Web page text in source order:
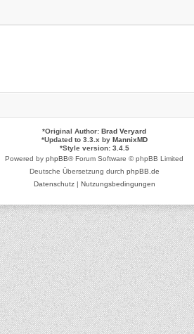
*Original Author: Brad Veryard
*Updated to 3.3.x by MannixMD
*Style version: 3.4.5
Powered by phpBB® Forum Software © phpBB Limited
Deutsche Übersetzung durch phpBB.de
Datenschutz| Nutzungsbedingungen